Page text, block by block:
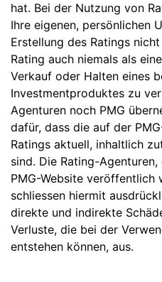
hat. Bei der Nutzung von
Ihre eigenen, persönlichen
Erstellung des Ratings
Rating auch niemals als
Verkauf oder Halten eines
Investmentproduktes zu
Agenturen noch PMG
dafür, dass die auf der
Ratings aktuell, inhaltlich
sind. Die Rating-
PMG-Website veröffentlich
schliessen hiermit
direkte und indirekte
Verluste, die bei der
entstehen können, aus.